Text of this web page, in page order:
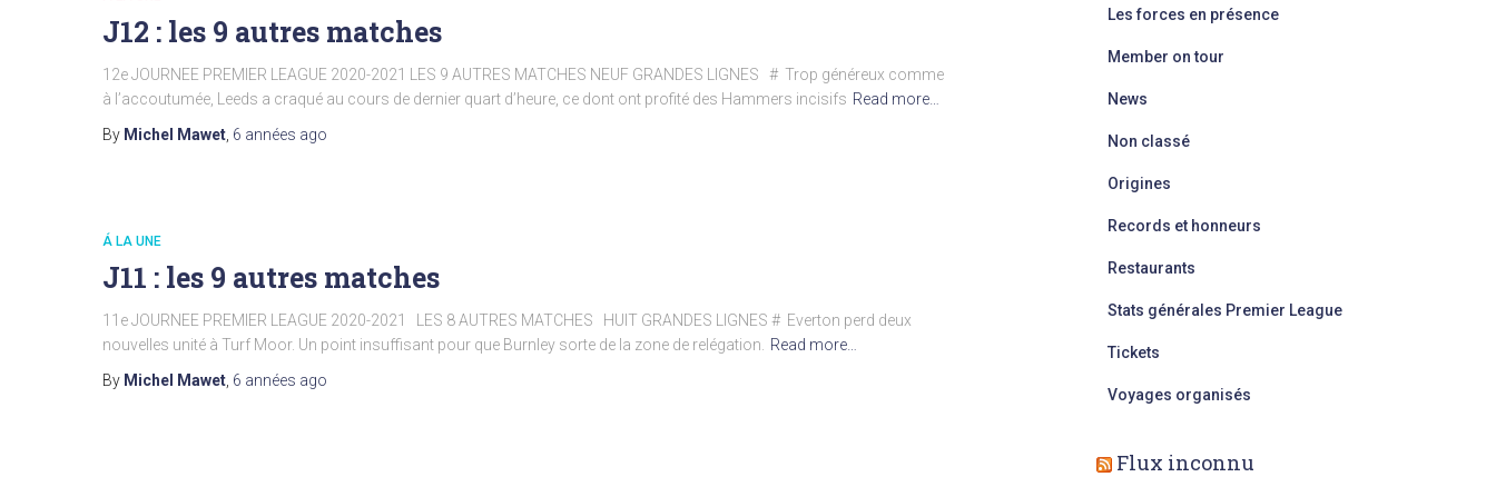
J12 : les 9 autres matches
12e JOURNEE PREMIER LEAGUE 2020-2021 LES 9 AUTRES MATCHES NEUF GRANDES LIGNES # Trop généreux comme
à l’accoutumée, Leeds a craqué au cours de dernier quart d’heure, ce dont ont profité des Hammers incisifs Read more…
By Michel Mawet, 6 années ago
Á LA UNE
J11 : les 9 autres matches
11e JOURNEE PREMIER LEAGUE 2020-2021 LES 8 AUTRES MATCHES HUIT GRANDES LIGNES # Everton perd deux
nouvelles unité à Turf Moor. Un point insuffisant pour que Burnley sorte de la zone de relégation.
Read more…
By Michel Mawet, 6 années ago
Les forces en présence
Member on tour
News
Non classé
Origines
Records et honneurs
Restaurants
Stats générales Premier League
Tickets
Voyages organisés
Flux inconnu